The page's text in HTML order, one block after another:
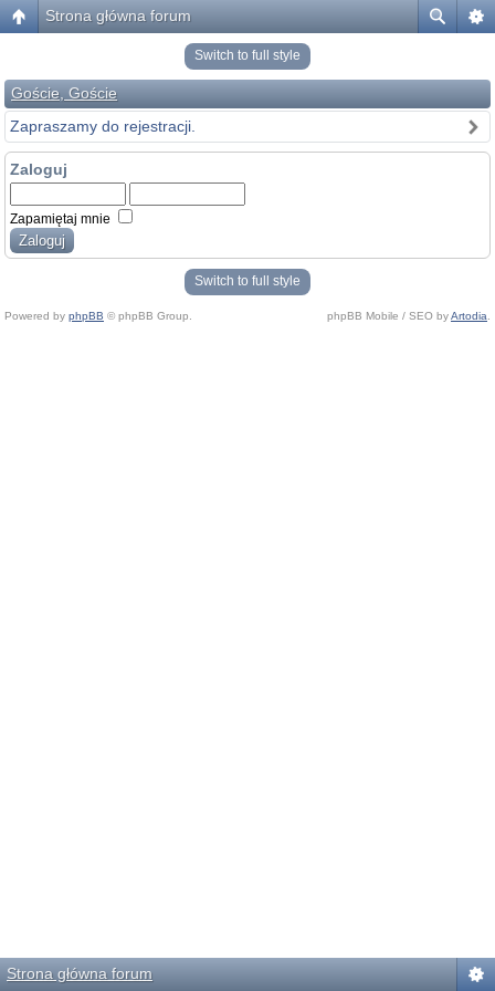
Strona główna forum
Switch to full style
Goście, Goście
Zapraszamy do rejestracji.
Zaloguj
Zapamiętaj mnie
Switch to full style
Powered by phpBB © phpBB Group. phpBB Mobile / SEO byArtodia
Strona główna forum